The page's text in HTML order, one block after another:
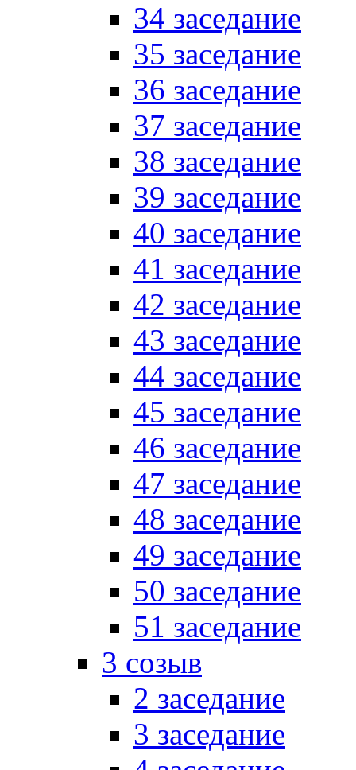
34 заседание
35 заседание
36 заседание
37 заседание
38 заседание
39 заседание
40 заседание
41 заседание
42 заседание
43 заседание
44 заседание
45 заседание
46 заседание
47 заседание
48 заседание
49 заседание
50 заседание
51 заседание
3 созыв
2 заседание
3 заседание